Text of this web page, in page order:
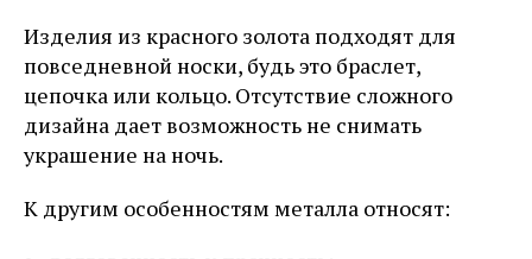
Изделия из красного золота подходят для
повседневной носки, будь это браслет,
цепочка или кольцо. Отсутствие сложного
дизайна дает возможность не снимать
украшение на ночь.
К другим особенностям металла относят: